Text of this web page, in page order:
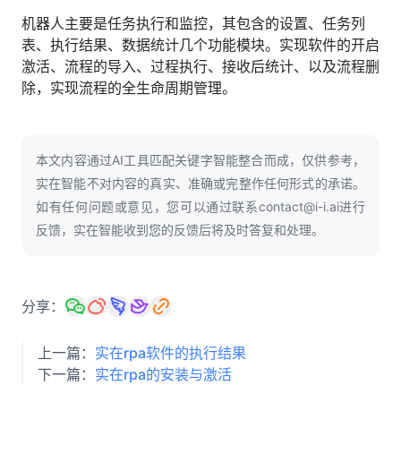
机器人主要是任务执行和监控，其包含的设置、任务列
表、执⾏结果、数据统计几个功能模块。实现软件的开启
激活、流程的导入、过程执行、接收后统计、以及流程删
除，实现流程的全生命周期管理。
本文内容通过AI工具匹配关键字智能整合而成，仅供参考，
实在智能不对内容的真实、准确或完整作任何形式的承诺。
如有任何问题或意见，您可以通过联系contact@i-i.ai进行
反馈，实在智能收到您的反馈后将及时答复和处理。
分享：
上一篇： 实在rpa软件的执行结果
下一篇： 实在rpa的安装与激活